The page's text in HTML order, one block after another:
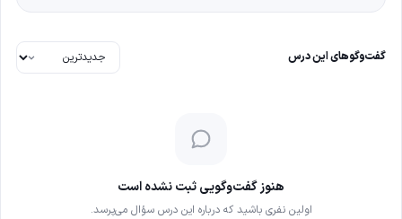
گفت‌وگوهای این درس
هنوز گفت‌وگویی ثبت نشده است
اولین نفری باشید که درباره این درس سؤال می‌پرسد.